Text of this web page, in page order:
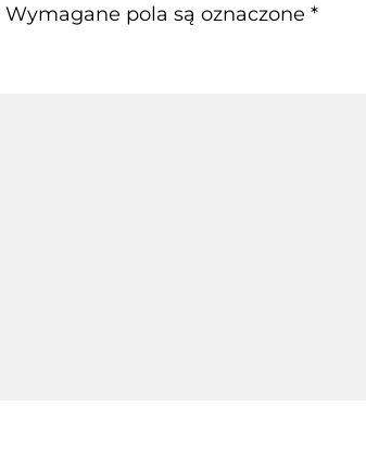
Wymagane pola są oznaczone *